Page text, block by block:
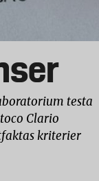
på sig att
för innehållet om
testa
Clario
kriterier